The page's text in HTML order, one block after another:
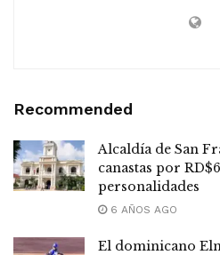
Recommended
Alcaldía de San
canastas por
personalidades
6 AÑOS AGO
El dominicano